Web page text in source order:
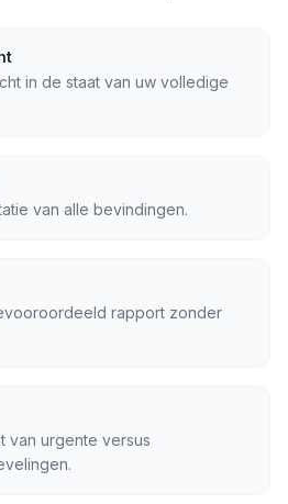
in de staat van uw volledige
van alle bevindingen.
rapport zonder
van urgente versus